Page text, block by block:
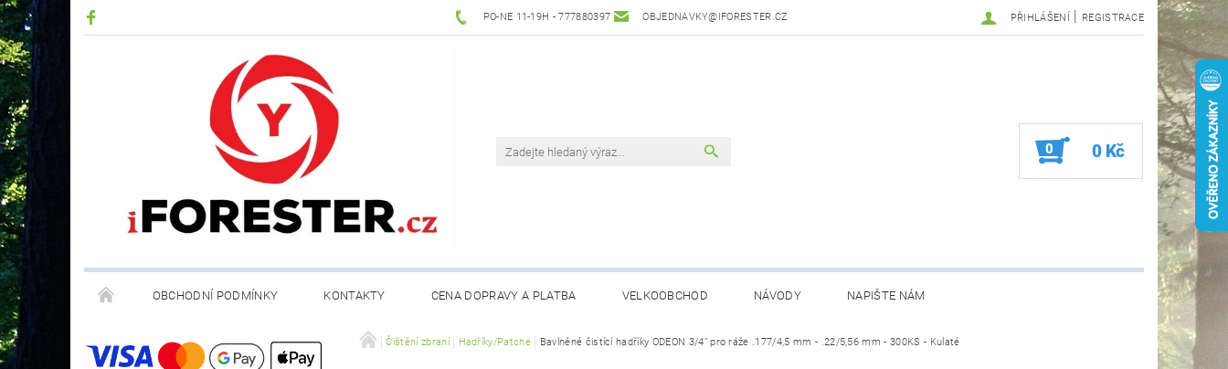
PO-NE 11-19H - 777880397 OBJEDNAVKY@IFORESTER.CZ PŘIHLÁŠENÍ | REGISTRACE
0 0 Kč
OBCHODNÍ PODMÍNKY KONTAKTY CENA DOPRAVY A PLATBA VELKOOBCHOD NÁVODY NAPIŠTE NÁM
RECYKLACE ELEKTROODPADU A BATERIÍ Čištění zbraní Hadříky/Patche Bavlněné čistící hadříky ODEON 3/4" pro ráže .177/4,5 mm - .22/5,56 mm - 300KS - Kulaté